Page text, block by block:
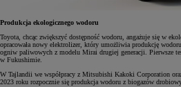
Produkcja ekologicznego wodoru
Toyota, chcąc zwiększyć dostępność wodoru, angażuje się w
opracowała nowy elektrolizer, który umożliwia produkcję
ogniw paliwowych z modelu Mirai drugiej generacji. Pierwsze
w Fukushimie.
W Tajlandii we współpracy z Mitsubishi Kakoki Corporation
2023 roku rozpocznie się produkcja wodoru z biogazów